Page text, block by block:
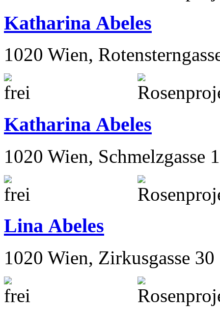
Katharina Abeles
1020 Wien,
Katharina Abeles
1020 Wien, Schmelzgasse
Lina Abeles
1020 Wien, Zirkusgasse 30